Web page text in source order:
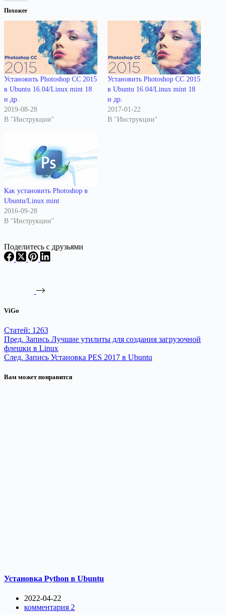
Похожее
Установить Photoshop CC 2015
в Ubuntu 16.04/Linux mint 18
и др.
2019-08-28
В "Инструкции"
Установить Photoshop CC 2015
в Ubuntu 16.04/Linux mint 18
и др.
2017-01-22
В "Инструкции"
Как установить Photoshop в
Ubuntu/Linux mint
2016-09-28
В "Инструкции"
Поделитесь с друзьями
ViGo
Статей: 1263
Пред. Запись Лучшие утилиты для создания загрузочной
флешки в Linux
След. Запись Установка PES 2017 в Ubuntu
Вам может понравится
Установка Python в Ubuntu
2022-04-22
комментария 2